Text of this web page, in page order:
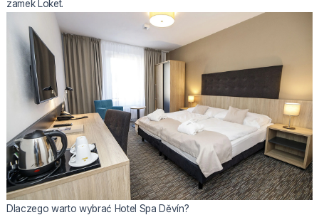
zamek Loket.
Dlaczego warto wybrać Hotel Spa Děvín?